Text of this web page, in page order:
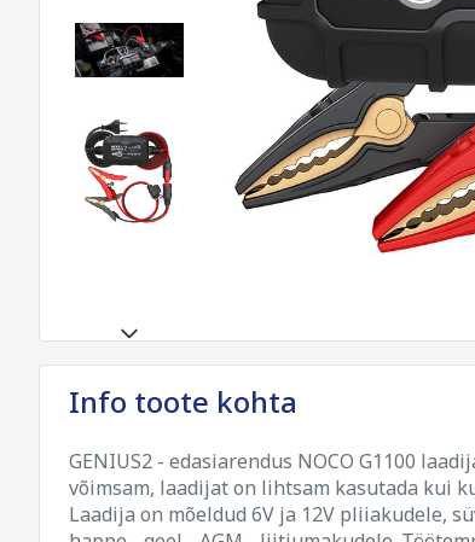
Info toote kohta
GENIUS2 - edasiarendus NOCO G1100
võimsam, laadijat on lihtsam kasutada kui
Laadija on mõeldud 6V ja 12V pliiakudele,